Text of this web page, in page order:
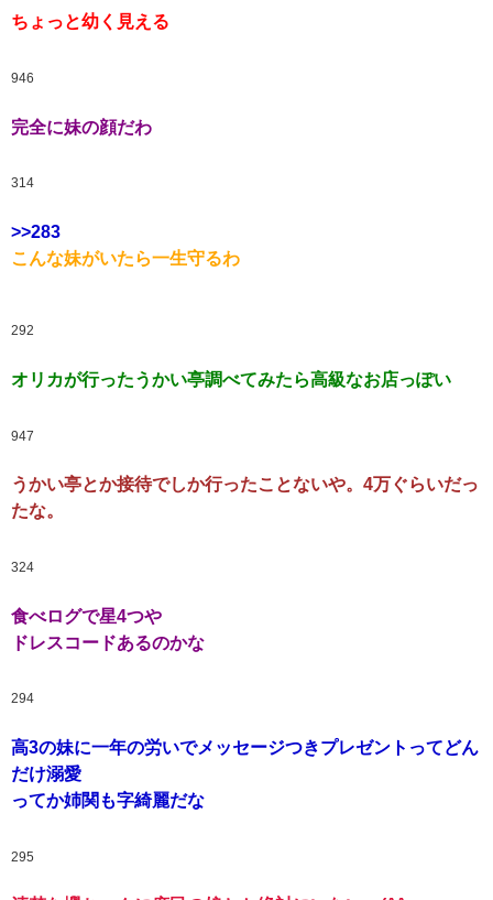
ちょっと幼く見える
946
完全に妹の顔だわ
314
>>283
こんな妹がいたら一生守るわ
292
オリカが行ったうかい亭調べてみたら高級なお店っぽい
947
うかい亭とか接待でしか行ったことないや。4万ぐらいだっ
たな。
324
食べログで星4つや
ドレスコードあるのかな
294
高3の妹に一年の労いでメッセージつきプレゼントってどん
だけ溺愛
ってか姉関も字綺麗だな
295